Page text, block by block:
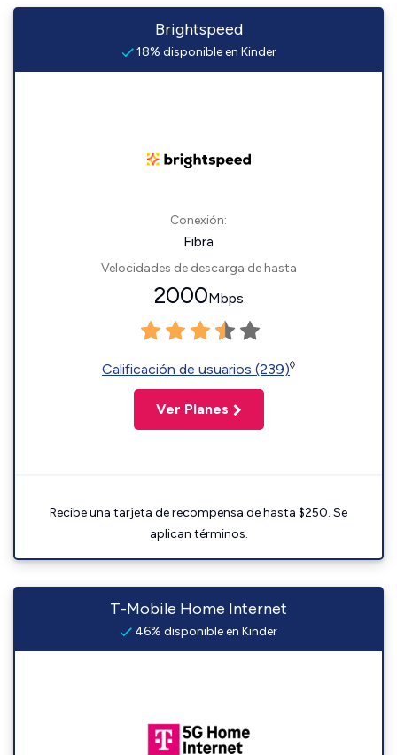
Brightspeed
18% disponible en Kinder
Conexión:
Fibra
Velocidades de descarga de hasta
2000Mbps
Calificación de usuarios (239)◊
Ver Planes
Recibe una tarjeta de recompensa de hasta $250. Se
aplican términos.
T-Mobile Home Internet
46% disponible en Kinder